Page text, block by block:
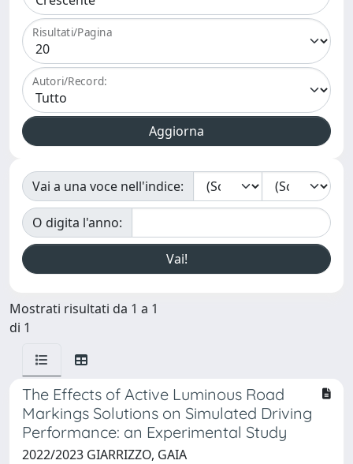
Risultati/Pagina
Autori/Record:
Vai a una voce nell'indice:
O digita l'anno:
Mostrati risultati da 1 a 1
di 1
The Effects of Active Luminous Road
Markings Solutions on Simulated Driving
Performance: an Experimental Study
2022/2023 GIARRIZZO, GAIA